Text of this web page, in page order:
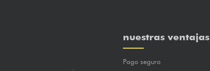
nuestras ventajas
Pago seguro